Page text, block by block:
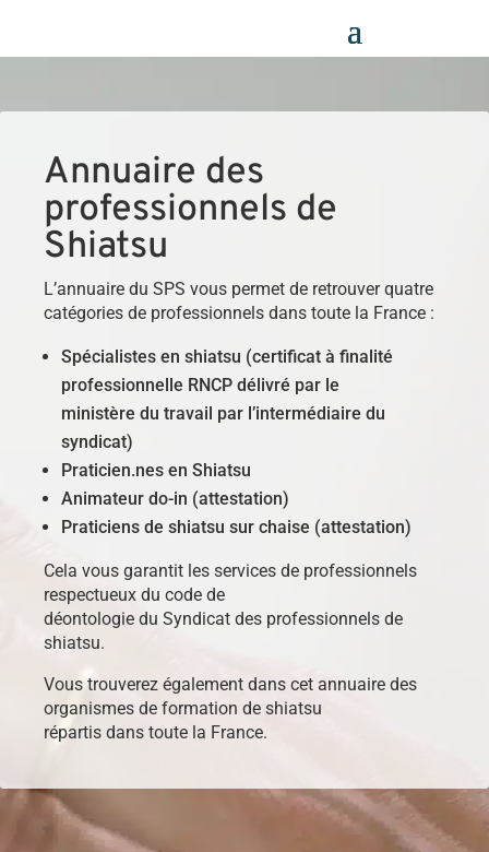
Annuaire des
professionnels de
Shiatsu
L’annuaire du SPS vous permet de retrouver quatre
catégories de professionnels dans toute la France :
Spécialistes en shiatsu (certificat à finalité
professionnelle RNCP délivré par le
ministère du travail par l’intermédiaire du
syndicat)
Praticien.nes en Shiatsu
Animateur do-in (attestation)
Praticiens de shiatsu sur chaise (attestation)
Cela vous garantit les services de professionnels
respectueux du code de
déontologie du Syndicat des professionnels de
shiatsu.
Vous trouverez également dans cet annuaire des
organismes de formation de shiatsu
répartis dans toute la France.